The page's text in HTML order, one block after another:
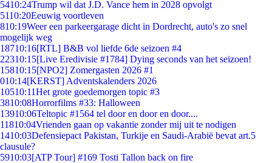
5410:24Trump wil dat J.D. Vance hem in 2028 opvolgt
5110:20Eeuwig voortleven
810:19Weer een parkeergarage dicht in Dordrecht, auto's zo snel
mogelijk weg
18710:16[RTL] B&B vol liefde 6de seizoen #4
22310:15[Live Eredivisie #1784] Dying seconds van het seizoen!
15810:15[NPO2] Zomergasten 2026 #1
010:14[KERST] Adventskalenders 2026
10510:11Het grote goedemorgen topic #3
3810:08Horrorfilms #33: Halloween
13910:06Teltopic #1564 tel door en door en door....
11810:04Vrienden gaan op vakantie zonder mij uit te nodigen
1410:03Defensiepact Pakistan, Turkije en Saudi-Arabië bevat art.5
clausule?
5910:03[ATP Tour] #169 Tosti Tallon back on fire